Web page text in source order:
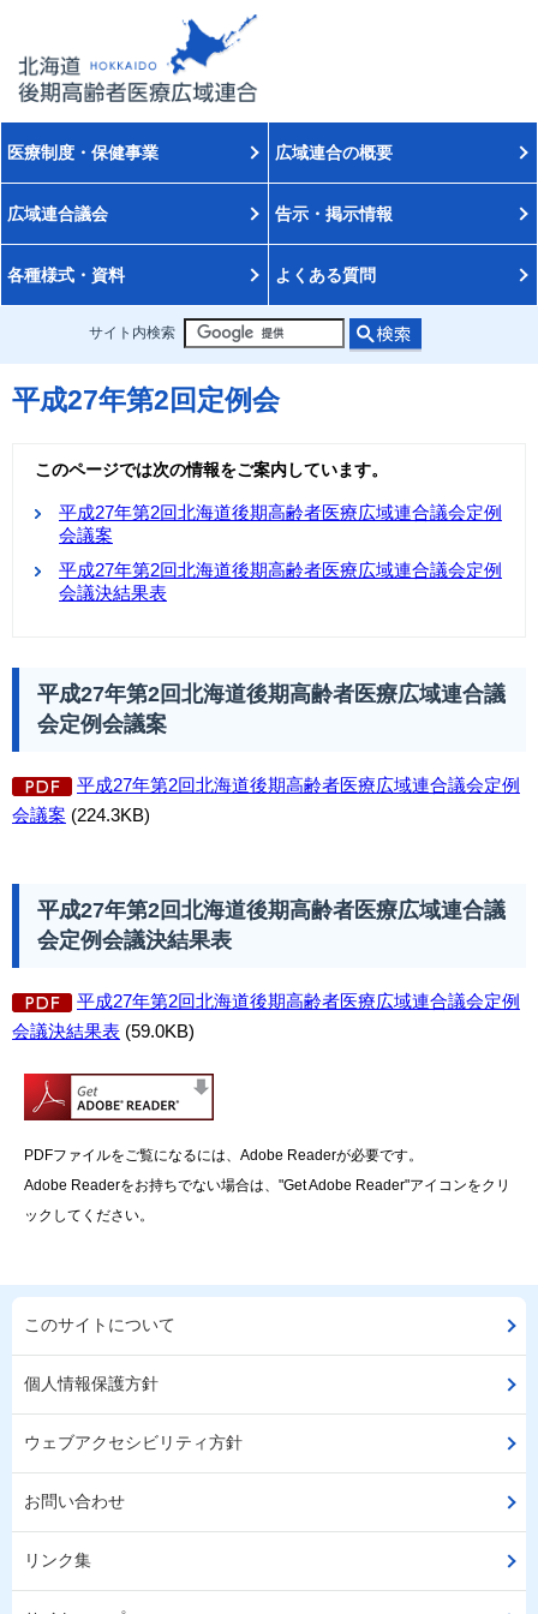
医療制度・保健事業 広域連合の概要
広域連合議会 告示・掲示情報
各種様式・資料 よくある質問
サイト内検索
平成27年第2回定例会
このページでは次の情報をご案内しています。
平成27年第2回北海道後期高齢者医療広域連合議会定例
会議案
平成27年第2回北海道後期高齢者医療広域連合議会定例
会議決結果表
平成27年第2回北海道後期高齢者医療広域連合議
会定例会議案
平成27年第2回北海道後期高齢者医療広域連合議会定例
会議案 (224.3KB)
平成27年第2回北海道後期高齢者医療広域連合議
会定例会議決結果表
平成27年第2回北海道後期高齢者医療広域連合議会定例
会議決結果表 (59.0KB)
PDFファイルをご覧になるには、Adobe Readerが必要です。
Adobe Readerをお持ちでない場合は、"Get Adobe Reader"アイコンをクリ
ックしてください。
このサイトについて
個人情報保護方針
ウェブアクセシビリティ方針
お問い合わせ
リンク集